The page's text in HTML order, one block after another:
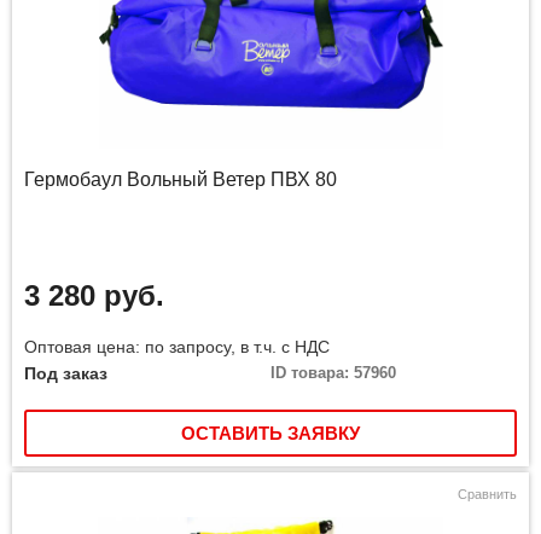
Гермобаул Вольный Ветер ПВХ 80
3 280 руб.
Оптовая цена: по запросу, в т.ч. с НДС
Под заказ
ID товара: 57960
ОСТАВИТЬ ЗАЯВКУ
Сравнить